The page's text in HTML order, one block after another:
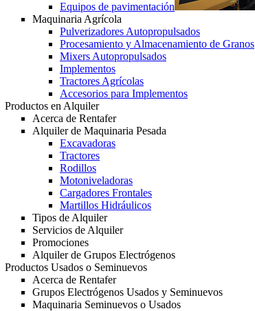
Equipos de pavimentación
Maquinaria Agrícola
Pulverizadores Autopropulsados
Procesamiento y Almacenamiento de Granos
Mixers Autopropulsados
Implementos
Tractores Agrícolas
Accesorios para Implementos
Productos en Alquiler
Acerca de Rentafer
Alquiler de Maquinaria Pesada
Excavadoras
Tractores
Rodillos
Motoniveladoras
Cargadores Frontales
Martillos Hidráulicos
Tipos de Alquiler
Servicios de Alquiler
Promociones
Alquiler de Grupos Electrógenos
Productos Usados o Seminuevos
Acerca de Rentafer
Grupos Electrógenos Usados y Seminuevos
Maquinaria Seminuevos o Usados